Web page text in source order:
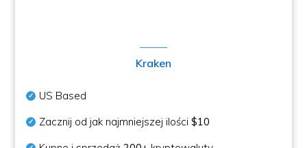
Kraken
US Based
Zacznij od jak najmniejszej ilości$10